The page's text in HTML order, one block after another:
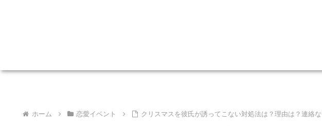
ホーム 恋愛イベント クリスマスを彼氏が誘ってこない対処法は？理由は？連絡